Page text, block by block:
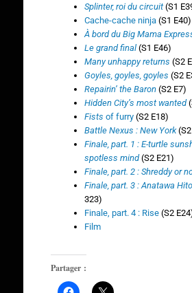
Splinter, roi du circuit(S1
Cache-cache ninja(S1 E40)
À bord du Big Mama
Le grand final(S1 E46)
Many unhappy returns (S2
Goyles, goyles, goyles (S2
Repairin’ the Baron(S2 E7)
Hidden City’s most wanted
Fists of furry(S2 E18)
Battle Nexus : New York(S2
Finale, part. 1 : E-turtle
spotless mind(S2 E21)
Finale, part. 2 : Shreddy or
Finale, part. 3 : Anatawa
323)
Finale, part. 4 : Rise(S2
Film
Partager :